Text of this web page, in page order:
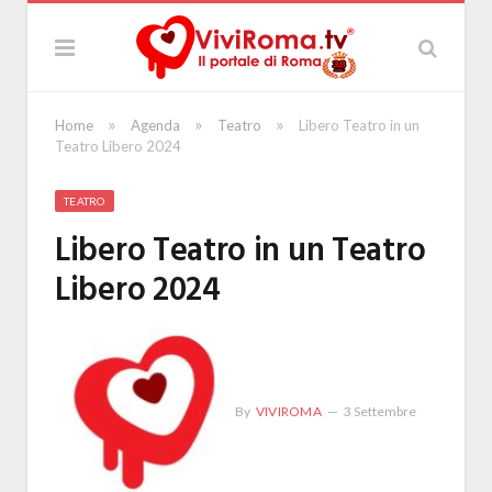
Home » Agenda » Teatro »
Libero Teatro in un
Teatro Libero 2024
TEATRO
Libero Teatro in un Teatro
Libero 2024
By VIVIROMA 3 Settembre